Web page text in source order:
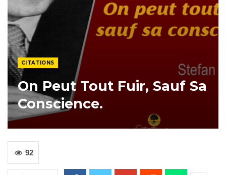
CITATIONS
On Peut Tout Fuir, Sauf Sa
Conscience.
92